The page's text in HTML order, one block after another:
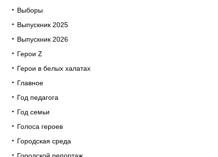
Выборы
Выпускник 2025
Выпускник 2026
Герои Z
Герои в белых халатах
Главное
Год педагога
Год семьи
Голоса героев
Городская среда